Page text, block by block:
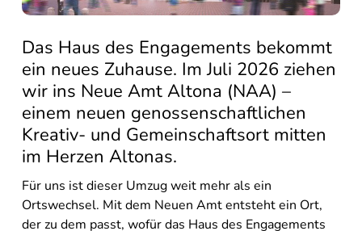
Das Haus des Engagements bekommt
ein neues Zuhause. Im Juli 2026 ziehen
wir ins Neue Amt Altona (NAA) –
einem neuen genossenschaftlichen
Kreativ- und Gemeinschaftsort mitten
im Herzen Altonas.
Für uns ist dieser Umzug weit mehr als ein
Ortswechsel. Mit dem Neuen Amt entsteht ein Ort,
der zu dem passt, wofür das Haus des Engagements